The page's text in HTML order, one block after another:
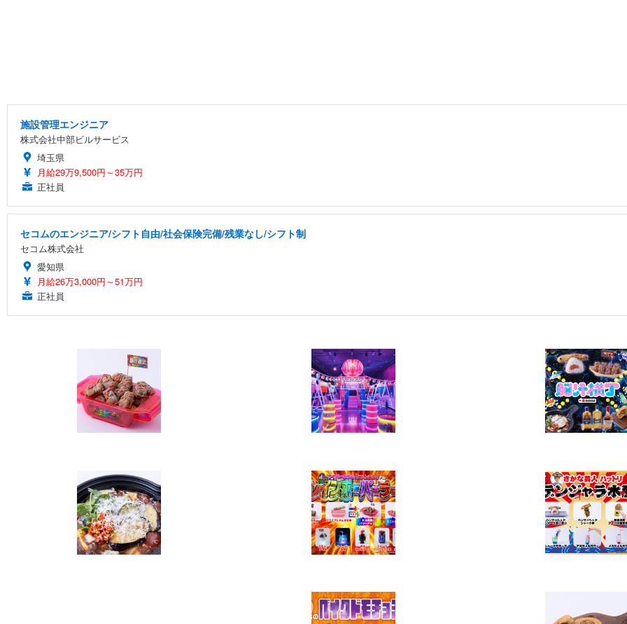
施設管理エンジニア
株式会社中部ビルサービス
埼玉県
月給29万9,500円～35万円
正社員
セコムのエンジニア/シフト自由/社会保険完備/残業なし/シフト制
セコム株式会社
愛知県
月給26万3,000円～51万円
正社員